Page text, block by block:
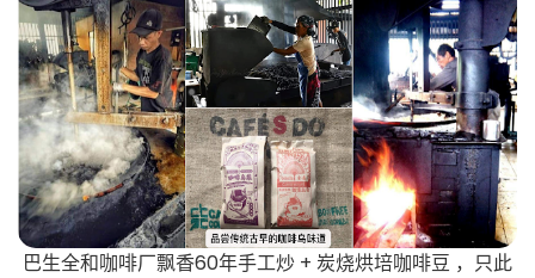
巴生全和咖啡厂飘香60年手工炒 + 炭烧烘培咖啡豆 ，只此